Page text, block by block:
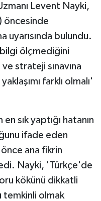
Levent Nayki,
öncesinde
uyarısında bulundu.
bilgi ölçmediğini
strateji sınavına
farklı olmalı'
sık yaptığı hatanın
ifade eden
ana fikrin
Nayki, 'Türkçe'de
kökünü dikkatli
temkinli olmak